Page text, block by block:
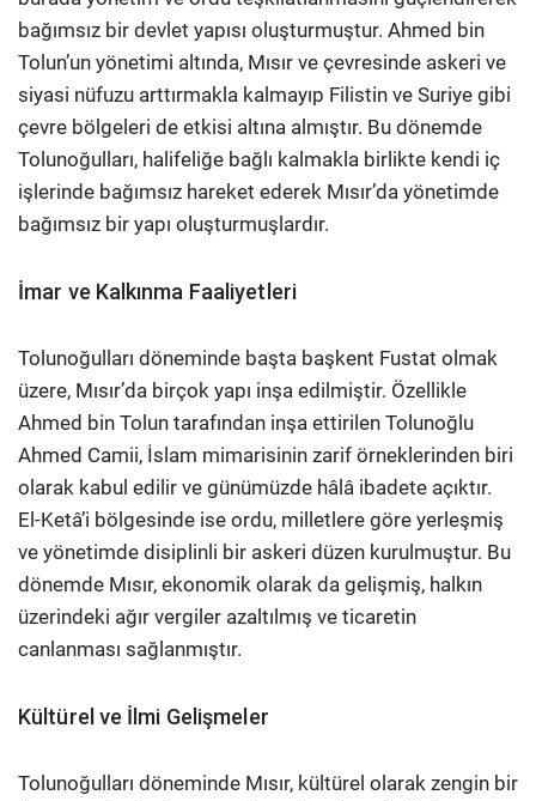
bağımsız bir devlet yapısı oluşturmuştur. Ahmed bin
Tolun’un yönetimi altında, Mısır ve çevresinde askeri ve
siyasi nüfuzu arttırmakla kalmayıp Filistin ve Suriye gibi
çevre bölgeleri de etkisi altına almıştır. Bu dönemde
Tolunoğulları, halifeliğe bağlı kalmakla birlikte kendi iç
işlerinde bağımsız hareket ederek Mısır’da yönetimde
bağımsız bir yapı oluşturmuşlardır.
İmar ve Kalkınma Faaliyetleri
Tolunoğulları döneminde başta başkent Fustat olmak
üzere, Mısır’da birçok yapı inşa edilmiştir. Özellikle
Ahmed bin Tolun tarafından inşa ettirilen Tolunoğlu
Ahmed Camii, İslam mimarisinin zarif örneklerinden biri
olarak kabul edilir ve günümüzde hâlâ ibadete açıktır.
El-Ketâ’i bölgesinde ise ordu, milletlere göre yerleşmiş
ve yönetimde disiplinli bir askeri düzen kurulmuştur. Bu
dönemde Mısır, ekonomik olarak da gelişmiş, halkın
üzerindeki ağır vergiler azaltılmış ve ticaretin
canlanması sağlanmıştır.
Kültürel ve İlmi Gelişmeler
Tolunoğulları döneminde Mısır, kültürel olarak zengin bir